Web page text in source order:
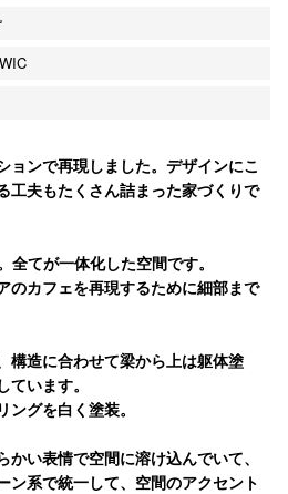
ョンで再現しました。デザインにこ
工夫もたくさん詰まった家づくりで
てが一体化した空間です。
のカフェを再現するために細部まで
構造に合わせて梁から上は躯体塗
います。
グを白く塗装。
い表情で空間に溶け込んでいて、
ン系で統一して、空間のアクセント